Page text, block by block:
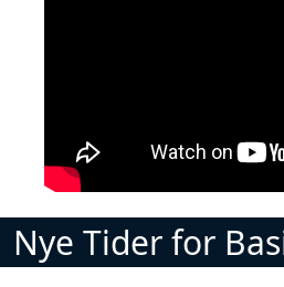
Nye Tider for